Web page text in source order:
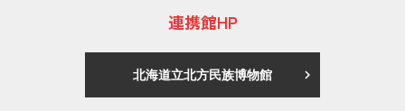
連携館HP
北海道立北方民族博物館